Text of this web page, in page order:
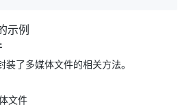
示例
了多媒体文件的相关方法。
文件